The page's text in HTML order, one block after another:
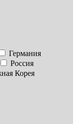
Германия
Россия
Корея